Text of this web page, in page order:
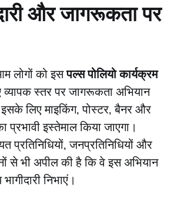
और जागरूकता पर
लोगों को इसपल्स पोलियो कार्यक्रम
स्तर पर जागरूकता अभियान
इसके लिए माइकिंग, पोस्टर, बैनर और
प्रभावी इस्तेमाल किया जाएगा।
प्रतिनिधियों, जनप्रतिनिधियों और
से भी अपील की है कि वे इस अभियान
निभाएं।